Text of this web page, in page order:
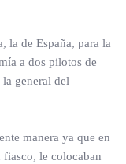
la de España, para la
a dos pilotos de
general del
manera ya que en
le colocaban